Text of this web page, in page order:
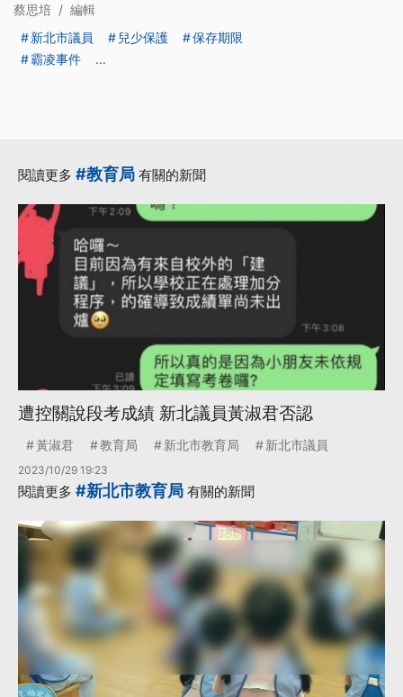
蔡思培 / 編輯
新北市議員
兒少保護
保存期限
霸凌事件
...
閱讀更多 #教育局 有關的新聞
遭控關說段考成績 新北議員黃淑君否認
黃淑君 教育局 新北市教育局 新北市議員
2023/10/29 19:23
閱讀更多 #新北市教育局 有關的新聞